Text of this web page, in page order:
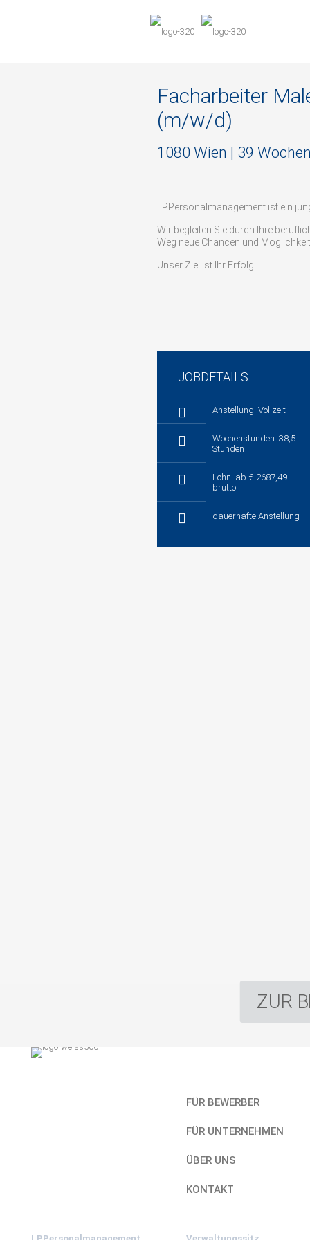
Facharbeiter
(m/w/d)
1080 Wien | 39
LPPersonalmanagement ist ein
Wir begleiten Sie durch Ihre
Weg neue Chancen und
Unser Ziel ist Ihr Erfolg!
JOBDETAILS
Anstellung: Vollzeit
Wochenstunden: 38,5
Stunden
Lohn: ab € 2687,49
brutto
dauerhafte Anstellung
ZUR
FÜR BEWERBER
FÜR UNTERNEHMEN
ÜBER UNS
KONTAKT